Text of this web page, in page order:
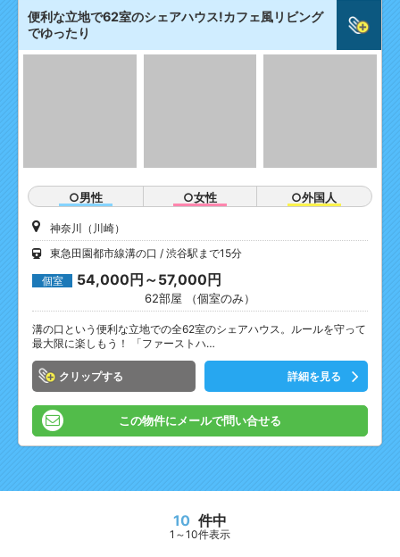
便利な立地で62室のシェアハウス!カフェ風リビング
でゆったり
○男性 ○女性 ○外国人
神奈川（川崎）
東急田園都市線溝の口
渋谷駅まで15分
個室 54,000円～57,000円
62部屋 （個室のみ）
溝の口という便利な立地での全62室のシェアハウス。ルールを守って
最大限に楽しもう！ 「ファーストハ…
クリップ 詳細を見る
この物件にメールで問い合せる
10 件中
1～10件表示